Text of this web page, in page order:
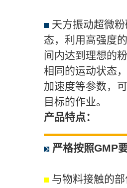
天方振动超微
态，利用高强度
间内达到理想的
相同的运动状态
加速度等参数，
目标的作业。
产品特点：
严格按照GMP
与物料接触的